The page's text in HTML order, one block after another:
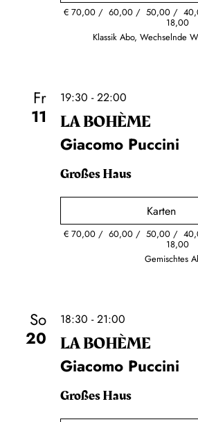
€ 70,00 60,00 50,00
18,00
Klassik Abo, Wechselnde
Fr
11
19:30 - 22:00
LA BOHÈME
Giacomo Puccini
Großes Haus
Karten
€ 70,00 60,00 50,00
18,00
Gemischtes
So
20
18:30 - 21:00
LA BOHÈME
Giacomo Puccini
Großes Haus